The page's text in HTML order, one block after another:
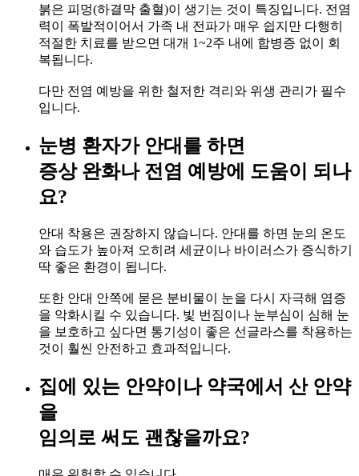
붉은 피멍(하결막 출혈)이 생기는 것이 특징입니다. 전염
력이 폭발적이어서 가족 내 전파가 매우 쉽지만 다행히
적절한 치료를 받으면 대개 1~2주 내에 합병증 없이 회
복됩니다.
다만 전염 예방을 위한 철저한 격리와 위생 관리가 필수
입니다.
눈병 환자가 안대를 하면
증상 완화나 전염 예방에 도움이 되나
요?
안대 착용은 권장하지 않습니다. 안대를 하면 눈의 온도
와 습도가 높아져 오히려 세균이나 바이러스가 증식하기
딱 좋은 환경이 됩니다.
또한 안대 안쪽에 묻은 분비물이 눈을 다시 자극해 염증
을 악화시킬 수 있습니다. 빛 번짐이나 눈부심이 심해 눈
을 보호하고 싶다면 통기성이 좋은 선글라스를 착용하는
것이 훨씬 안전하고 효과적입니다.
집에 있는 안약이나 약국에서 산 안약
을
임의로 써도 괜찮을까요?